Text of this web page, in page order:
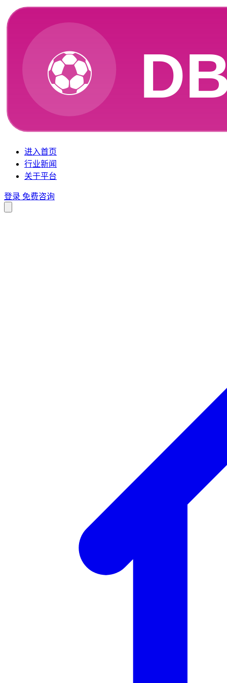
进入首页
行业新闻
关于平台
登录 免费咨询